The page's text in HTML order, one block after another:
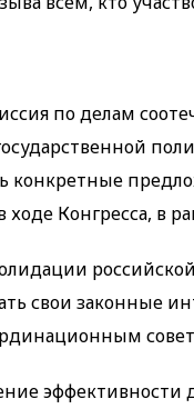
по делам
конкретные
Конгресса, в
свои законные
эффективности